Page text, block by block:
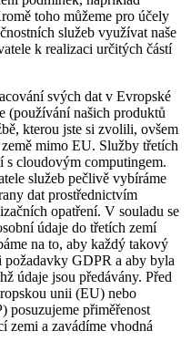
toho můžeme pro účely
služeb využívat naše
k realizaci určitých částí
svých dat v Evropské
(používání našich produktů
kterou jste si zvolili, ovšem
mimo EU. Služby třetích
s cloudovým computingem.
služeb pečlivě vybíráme
dat prostřednictvím
opatření. V souladu se
údaje do třetích zemí
na to, aby každý takový
požadavky GDPR a aby byla
údaje jsou předávány. Před
unii (EU) nebo
posuzujeme přiměřenost
zemi a zavádíme vhodná